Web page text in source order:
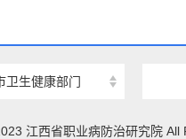
卫生健康部门
江西省职业病防治研究院 All